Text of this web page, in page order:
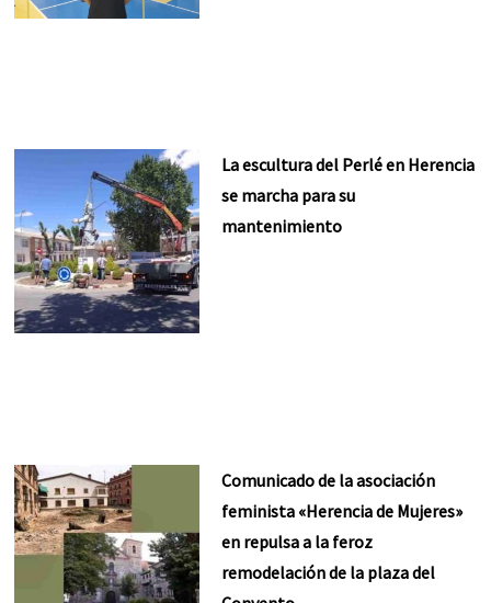
La escultura del Perlé en Herencia
se marcha para su
mantenimiento
Comunicado de la asociación
feminista «Herencia de Mujeres»
en repulsa a la feroz
remodelación de la plaza del